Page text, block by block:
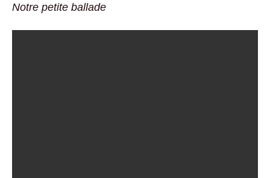
Notre petite ballade